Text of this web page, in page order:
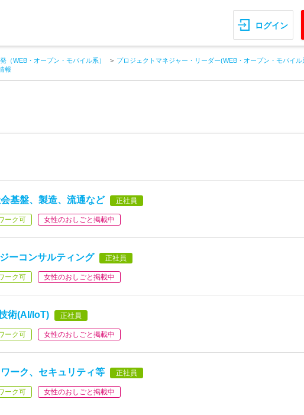
ログイン
（WEB・オープン・モバイル系） プロジェクトマネジャー・リーダー(WEB・オープン・モバイル
報
基盤、製造、流通など 正社員
ーク可 女性のおしごと掲載中
ーコンサルティング 正社員
ーク可 女性のおしごと掲載中
術(AI/IoT) 正社員
ーク可 女性のおしごと掲載中
ーク、セキュリティ等 正社員
ーク可 女性のおしごと掲載中